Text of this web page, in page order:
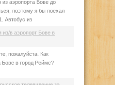
аэропорта Бове до
поэтому я бы поехал
Автобус из
из/в аэропорт Бове в
пожалуйста. Как
Бове в город Реймс?